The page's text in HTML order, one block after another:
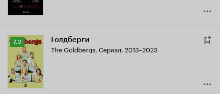
Рейтинг
Кинопоиска
7.2
7.2 Голдберги
The Goldbergs, Сериал, 2013–2023